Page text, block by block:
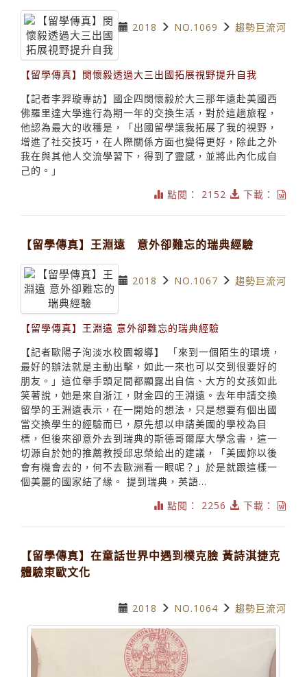
2018 NO.1069 趨勢巨流河
【留學傳真】閔懷毅透過大三出國拓展視野提升自我
【記者李羿璇專訪】國企四閔懷毅於大三那年遠赴美國西
佛羅里達大學進行為期一年的交換生活，對於這趟旅程，
他認為最大的收穫是，「出國留學讓我拓展了我的視野，
增進了社交技巧，在人際關係方面也變得更好，除此之外
我在與其他人交流學習下，得到了靈感，並將此內化成自
己的。」
點閱： 2152
下載：
【留學傳真】王淵遠 意外卻難忘的瑞典經驗
2018 NO.1067 趨勢巨流河
【留學傳真】王淵遠 意外卻難忘的瑞典經驗
【記者歐陽子洵淡水校園報導】 「來到一個陌生的環境，
最好的辦法就是主動出擊，如此一來也可以交到很要好的
朋友。」這位舉手頭足間都顯露出自信、大方的女孩如此
笑著說，她是來自浙江，財金四的王淵遠。去年申請交換
留學的王淵遠表示，在一開始的想法，只是想要有個出國
當交換學生的經驗而已，原先想以申請美國的學校為目
標，但後來卻意外去到瑞典的斯德哥爾摩大學念書，這一
切源自於她的推薦教授邱忠榮給出的建議，「美國妳以後
會有機會去的，何不去歐洲看一眼呢？」於是就跟這樣一
個美麗的國家結了緣。 提到瑞典，英語...
點閱： 2256
下載：
【留學傳真】在童話世界中遇到樸克臉 黃詩淇捷克
體驗東歐文化
2018 NO.1064 趨勢巨流河